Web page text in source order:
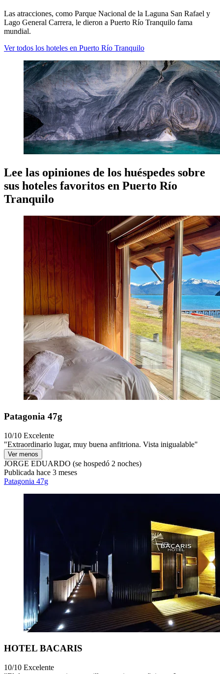
Las atracciones, como Parque Nacional de la Laguna San Rafael y
Lago General Carrera, le dieron a Puerto Río Tranquilo fama
mundial.
Ver todos los hoteles en Puerto Río Tranquilo
Lee las opiniones de los huéspedes sobre
sus hoteles favoritos en Puerto Río
Tranquilo
Patagonia 47g
10/10 Excelente
"Extraordinario lugar, muy buena anfitriona. Vista inigualable"
Ver menos
JORGE EDUARDO (se hospedó 2 noches)
Publicada hace 3 meses
Patagonia 47g
HOTEL BACARIS
10/10 Excelente